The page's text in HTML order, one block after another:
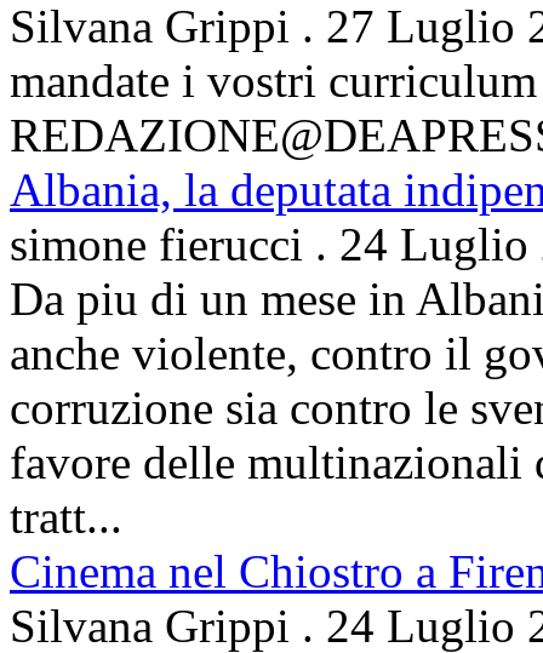
Silvana Grippi . 27 Luglio
mandate i vostri
Albania, la deputata
simone fierucci . 24 Luglio
Da piu di un mese in
anche violente, contro il
corruzione sia contro le
favore delle multinazionali
tratt...
Cinema nel Chiostro a
Silvana Grippi . 24 Luglio